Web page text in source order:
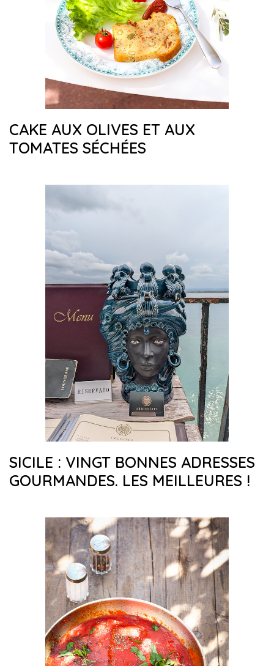
CAKE AUX OLIVES ET AUX
TOMATES SÉCHÉES
SICILE : VINGT BONNES ADRESSES
GOURMANDES. LES MEILLEURES !